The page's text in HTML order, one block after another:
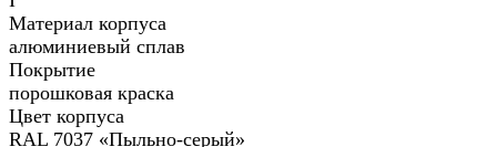
Материал корпуса
алюминиевый сплав
Покрытие
порошковая краска
Цвет корпуса
RAL 7037 «Пыльно-серый»